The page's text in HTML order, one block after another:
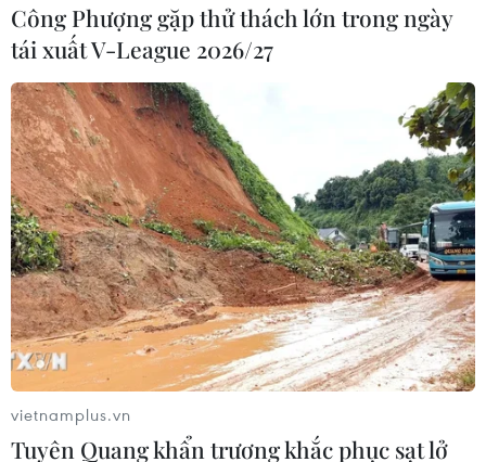
Không để xảy ra bị động, bất ngờ trong
phòng chống tội phạm
25/07/2019 09:05
Công Phượng gặp thử thách lớn trong ngày
tái xuất V-League 2026/27
vietnamplus.vn
Tuyên Quang khẩn trương khắc phục sạt lở